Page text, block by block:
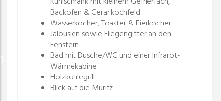
Backofen & Cerankochfeld
Wasserkocher,Toaster &Eierkocher
Jalousien sowie Fliegengitter an den
Fenstern
Bad mit Dusche/WC und einer Infrarot-
Wärmekabine
Holzkohlegrill
Blick auf die Müritz